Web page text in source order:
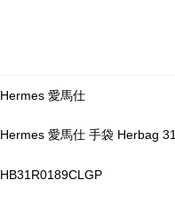
Hermes 愛馬仕
Hermes 愛馬仕 手袋 Herbag
HB31R0189CLGP